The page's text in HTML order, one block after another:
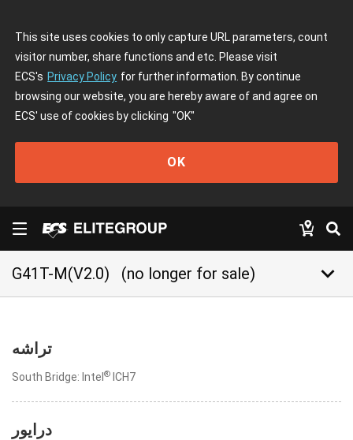
This site uses cookies to only capture URL parameters, count
visitor number, share functions and etc. Please visit
ECS's Privacy Policy for further information. By continue
browsing our website, you are hereby aware of and agree on
ECS' use of cookies by clicking "OK"
OK
G41T-M(V2.0) (no longer for sale) keyboard_arrow_down
تراشه
South Bridge: Intel ® ICH7
درایور